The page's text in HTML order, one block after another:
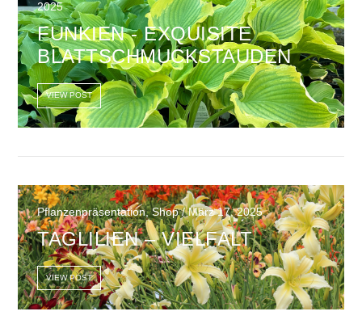
2025
FUNKIEN - EXQUISITE
BLATTSCHMUCKSTAUDEN
VIEW POST
Pflanzenpräsentation, Shop / März 17, 2025
TAGLILIEN – VIELFALT
VIEW POST